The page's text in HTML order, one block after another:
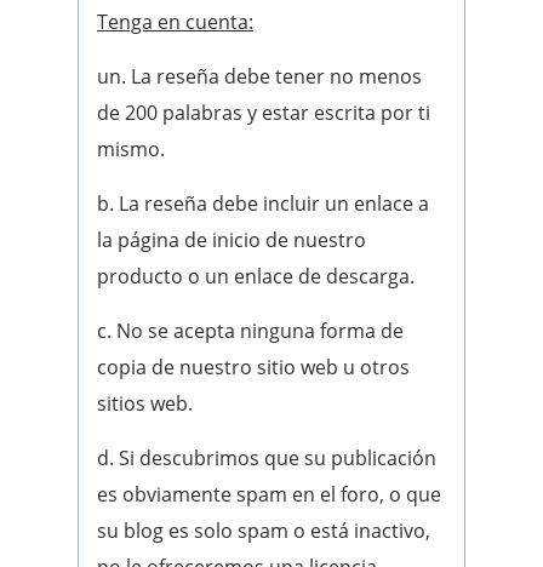
Tenga en cuenta:
un. La reseña debe tener no menos
de 200 palabras y estar escrita por ti
mismo.
b. La reseña debe incluir un enlace a
la página de inicio de nuestro
producto o un enlace de descarga.
c. No se acepta ninguna forma de
copia de nuestro sitio web u otros
sitios web.
d. Si descubrimos que su publicación
es obviamente spam en el foro, o que
su blog es solo spam o está inactivo,